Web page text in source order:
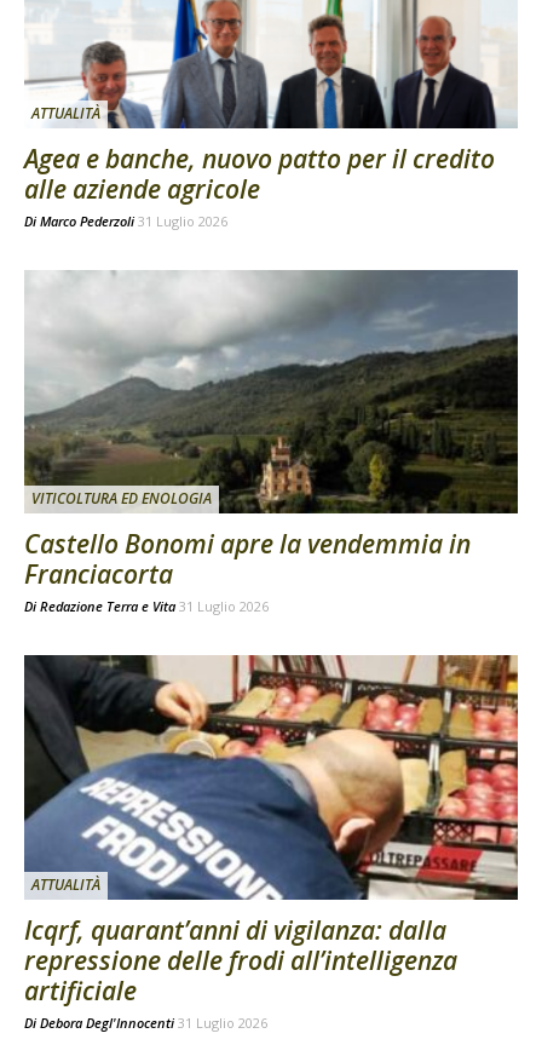
ATTUALITÀ
Agea e banche, nuovo patto per il credito
alle aziende agricole
Di Marco Pederzoli 31 Luglio 2026
VITICOLTURA ED ENOLOGIA
Castello Bonomi apre la vendemmia in
Franciacorta
Di Redazione Terra e Vita 31 Luglio 2026
ATTUALITÀ
Icqrf, quarant’anni di vigilanza: dalla
repressione delle frodi all’intelligenza
artificiale
Di Debora Degl'Innocenti 31 Luglio 2026